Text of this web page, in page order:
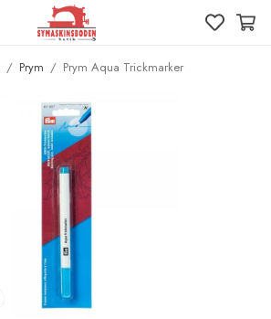
/ Prym / Prym Aqua Trickmarker